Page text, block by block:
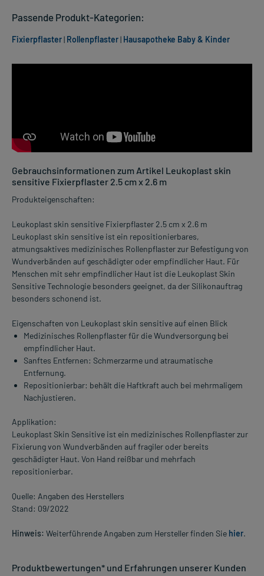
Gebrauchsinformationen zum Artikel Leukoplast skin
sensitive Fixierpflaster 2.5 cm x 2.6 m
Produkteigenschaften:
Leukoplast skin sensitive Fixierpflaster 2.5 cm x 2.6 m
Leukoplast skin sensitive ist ein repositionierbares,
atmungsaktives medizinisches Rollenpflaster zur Befestigung von
Wundverbänden auf geschädigter oder empfindlicher Haut. Für
Menschen mit sehr empfindlicher Haut ist die Leukoplast Skin
Sensitive Technologie besonders geeignet, da der Silikonauftrag
besonders schonend ist.
Eigenschaften von Leukoplast skin sensitive auf einen Blick
Medizinisches Rollenpflaster für die Wundversorgung bei
empfindlicher Haut.
Sanftes Entfernen: Schmerzarme und atraumatische
Entfernung.
Repositionierbar: behält die Haftkraft auch bei mehrmaligem
Nachjustieren.
Applikation:
Leukoplast Skin Sensitive ist ein medizinisches Rollenpflaster zur
Fixierung von Wundverbänden auf fragiler oder bereits
geschädigter Haut. Von Hand reißbar und mehrfach
repositionierbar.
Quelle: Angaben des Herstellers
Stand: 09/2022
Hinweis: Weiterführende Angaben zum Hersteller finden Sie hier.
Produktbewertungen* und Erfahrungen unserer Kunden
Passende Produkt-Kategorien:
Fixierpflaster| Rollenpflaster| Hausapotheke Baby & Kinder